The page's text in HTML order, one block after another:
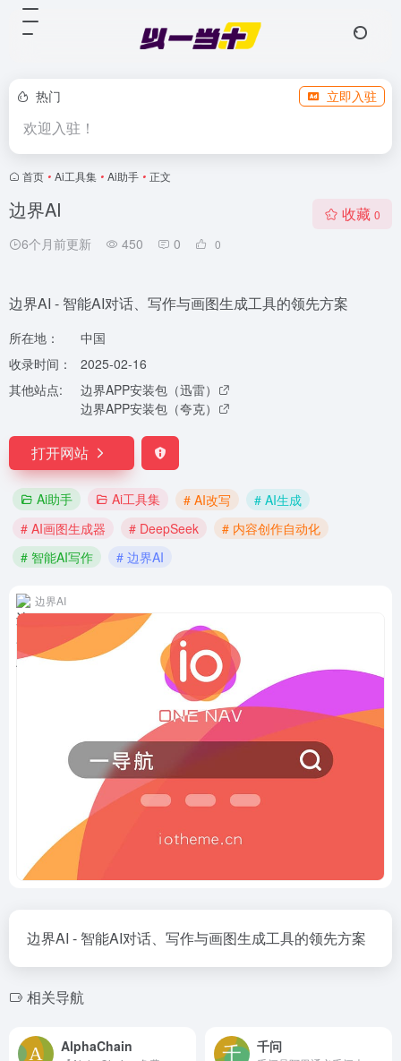
热门 立即入驻
欢迎入驻！
首页 • Ai工具集 • Ai助手 • 正文
边界AI
6个月前更新 450 0 0
收藏 0
边界AI - 智能AI对话、写作与画图生成工具的领先方案
所在地：
中国
收录时间：
2025-02-16
其他站点:
边界APP安装包（迅雷）
边界APP安装包（夸克）
打开网站
Ai助手 Ai工具集 # AI改写
# AI生成
# AI画图生成器
# DeepSeek
# 内容创作自动化
# 智能AI写作
# 边界AI
边界AI
边界AI - 智能AI对话、写作与画图生成工具的领先方案
相关导航
AlphaChain 千问